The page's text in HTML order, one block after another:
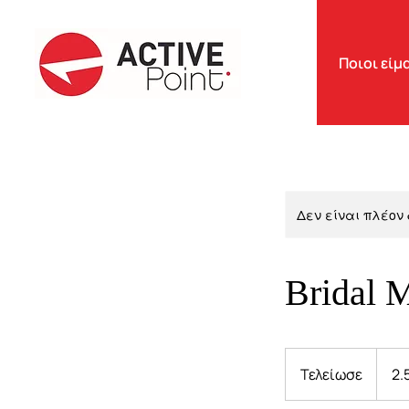
Ποιοι
Δεν είναι
Bridal
Τελείωσε
ε